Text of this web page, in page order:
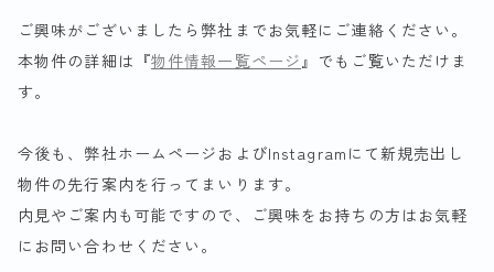
ご興味がございましたら弊社までお気軽にご連絡ください。
本物件の詳細は『物件情報一覧ページ』でもご覧いただけま
す。
今後も、弊社ホームページおよびInstagramにて新規売出し
物件の先行案内を行ってまいります。
内見やご案内も可能ですので、ご興味をお持ちの方はお気軽
にお問い合わせください。